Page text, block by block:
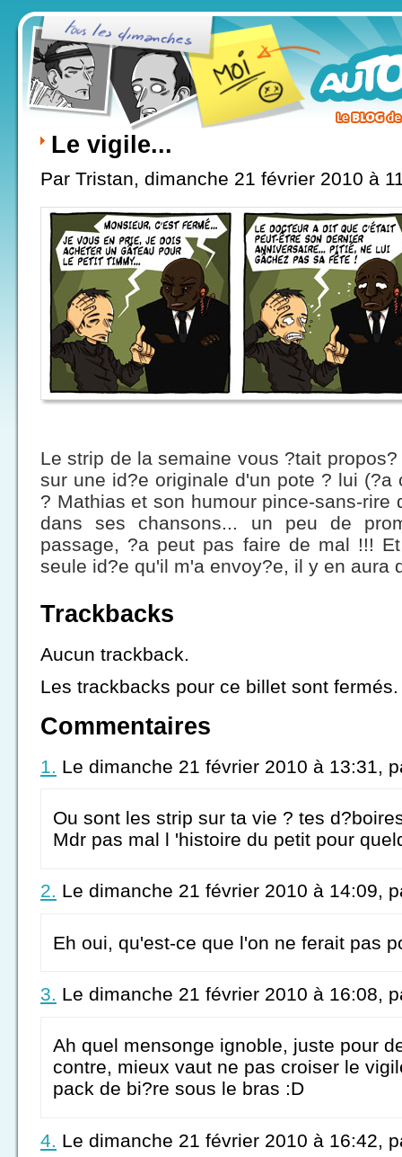
Le vigile...
Par Tristan, dimanche 21 février 2010 à
Le strip de la semaine vous ?tait
sur une id?e originale d'un pote ? lui (?a
? Mathias et son humour pince-sans-rire
dans ses chansons... un peu de
passage, ?a peut pas faire de mal !!!
seule id?e qu'il m'a envoy?e, il y en aura
Trackbacks
Aucun trackback.
Les trackbacks pour ce billet sont fermés.
Commentaires
1. Le dimanche 21 février 2010 à 13:31,
Ou sont les strip sur ta vie ? tes
Mdr pas mal l 'histoire du petit pour
2. Le dimanche 21 février 2010 à 14:09,
Eh oui, qu'est-ce que l'on ne ferait pas
3. Le dimanche 21 février 2010 à 16:08,
Ah quel mensonge ignoble, juste pour
contre, mieux vaut ne pas croiser le
pack de bi?re sous le bras :D
4. Le dimanche 21 février 2010 à 16:42,